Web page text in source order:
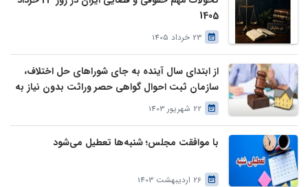
1405
23 خرداد 1405
از ابتدای سال آینده به جای شوراهای حل اختلاف،
سازمان ثبت احوال گواهی حصر وراثت بدون نیاز به
درخواست وراث صادر خواهد کرد
22 شهریور 1403
با موافقت مجلس؛ شنبه‌ها تعطیل می‌شود
26 اردیبهشت 1403